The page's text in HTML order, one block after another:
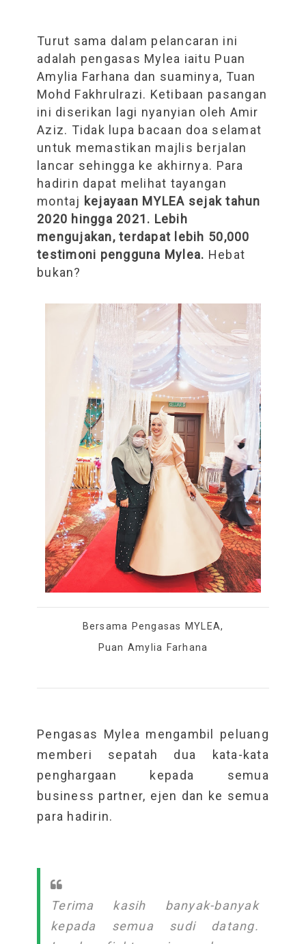
Turut sama dalam pelancaran ini
adalah pengasas Mylea iaitu Puan
Amylia Farhana dan suaminya, Tuan
Mohd Fakhrulrazi. Ketibaan pasangan
ini diserikan lagi nyanyian oleh Amir
Aziz. Tidak lupa bacaan doa selamat
untuk memastikan majlis berjalan
lancar sehingga ke akhirnya. Para
hadirin dapat melihat tayangan
montaj kejayaan MYLEA sejak tahun
2020 hingga 2021. Lebih
mengujakan, terdapat lebih 50,000
testimoni pengguna Mylea. Hebat
bukan?
Bersama Pengasas MYLEA,
Puan Amylia Farhana
Pengasas Mylea mengambil peluang
memberi sepatah dua kata-kata
penghargaan kepada semua
business partner, ejen dan ke semua
para hadirin.
Terima kasih banyak-banyak
kepada semua sudi datang.